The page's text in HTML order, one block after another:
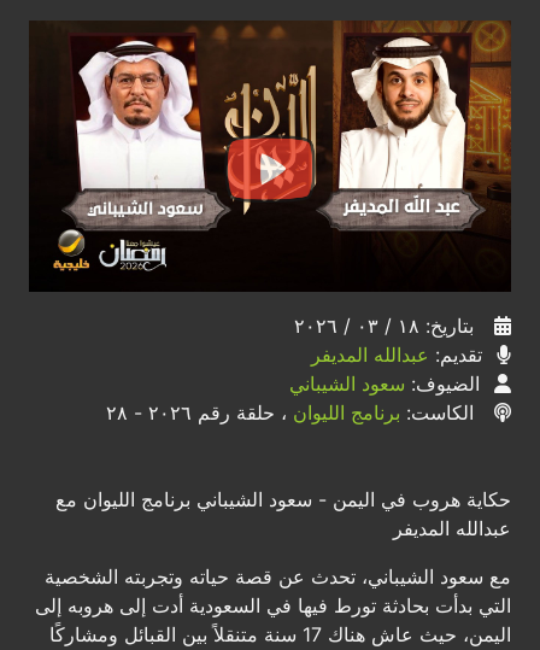
بتاريخ: ١٨ / ٠٣ / ٢٠٢٦
تقديم: عبدالله المديفر
الضيوف: سعود الشيباني
الكاست: برنامج الليوان ، حلقة رقم ٢٠٢٦ - ٢٨
حكاية هروب في اليمن - سعود الشيباني برنامج الليوان مع
عبدالله المديفر
مع سعود الشيباني، تحدث عن قصة حياته وتجربته الشخصية
التي بدأت بحادثة تورط فيها في السعودية أدت إلى هروبه إلى
اليمن، حيث عاش هناك 17 سنة متنقلاً بين القبائل ومشاركًا